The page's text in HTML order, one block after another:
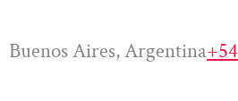
Buenos Aires, Argentina